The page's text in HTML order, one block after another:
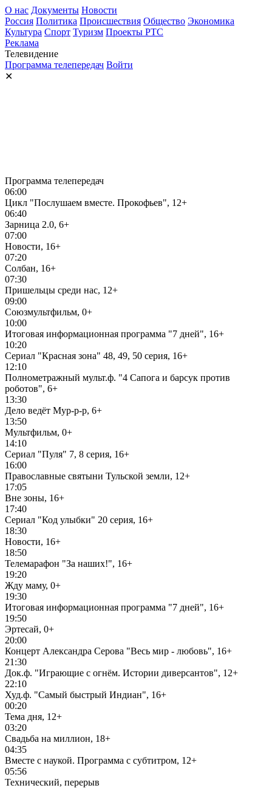
О нас Документы Новости
Россия Политика Происшествия Общество Экономика
Культура Спорт Туризм Проекты РТС
Реклама
Телевидение
Программа телепередач Войти
✕
Программа телепередач
06:00
Цикл "Послушаем вместе. Прокофьев", 12+
06:40
Зарница 2.0, 6+
07:00
Новости, 16+
07:20
Солбан, 16+
07:30
Пришельцы среди нас, 12+
09:00
Союзмультфильм, 0+
10:00
Итоговая информационная программа "7 дней", 16+
10:20
Сериал "Красная зона" 48, 49, 50 серия, 16+
12:10
Полнометражный мульт.ф. "4 Сапога и барсук против
роботов", 6+
13:30
Дело ведёт Мур-р-р, 6+
13:50
Мультфильм, 0+
14:10
Сериал "Пуля" 7, 8 серия, 16+
16:00
Православные святыни Тульской земли, 12+
17:05
Вне зоны, 16+
17:40
Сериал "Код улыбки" 20 серия, 16+
18:30
Новости, 16+
18:50
Телемарафон "За наших!", 16+
19:20
Жду маму, 0+
19:30
Итоговая информационная программа "7 дней", 16+
19:50
Эртесай, 0+
20:00
Концерт Александра Серова "Весь мир - любовь", 16+
21:30
Док.ф. "Играющие с огнём. Истории диверсантов", 12+
22:10
Худ.ф. "Самый быстрый Индиан", 16+
00:20
Тема дня, 12+
03:20
Свадьба на миллион, 18+
04:35
Вместе с наукой. Программа с субтитром, 12+
05:56
Технический, перерыв